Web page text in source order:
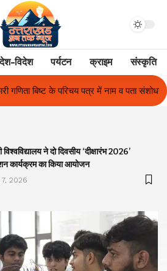
देश-विदेश पर्यटन क्राइम संस्कृति
नाम व पता संशोधन का प्रकरण का हुआ समाधान
ने दो दिवसीय ‘दीक्षारंभ 2026’
कार्यक्रम का किया आयोजन
7, 2026